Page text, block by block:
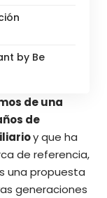
by Be
de una
de
y que ha
de referencia,
una propuesta
generaciones